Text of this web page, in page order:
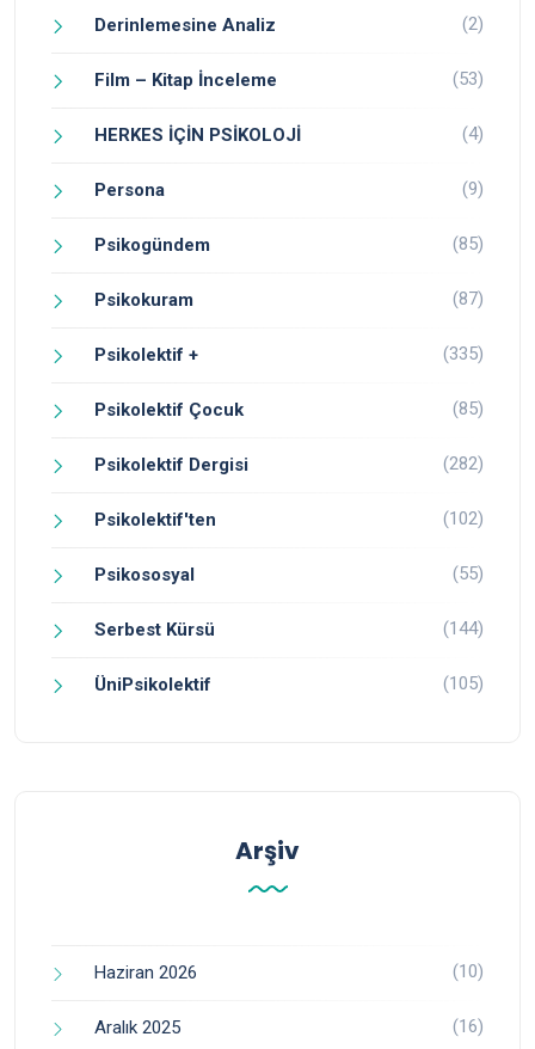
Derinlemesine Analiz (2)
Film – Kitap İnceleme (53)
HERKES İÇİN PSİKOLOJİ (4)
Persona (9)
Psikogündem (85)
Psikokuram (87)
Psikolektif + (335)
Psikolektif Çocuk (85)
Psikolektif Dergisi (282)
Psikolektif'ten (102)
Psikososyal (55)
Serbest Kürsü (144)
ÜniPsikolektif (105)
Arşiv
Haziran 2026 (10)
Aralık 2025 (16)